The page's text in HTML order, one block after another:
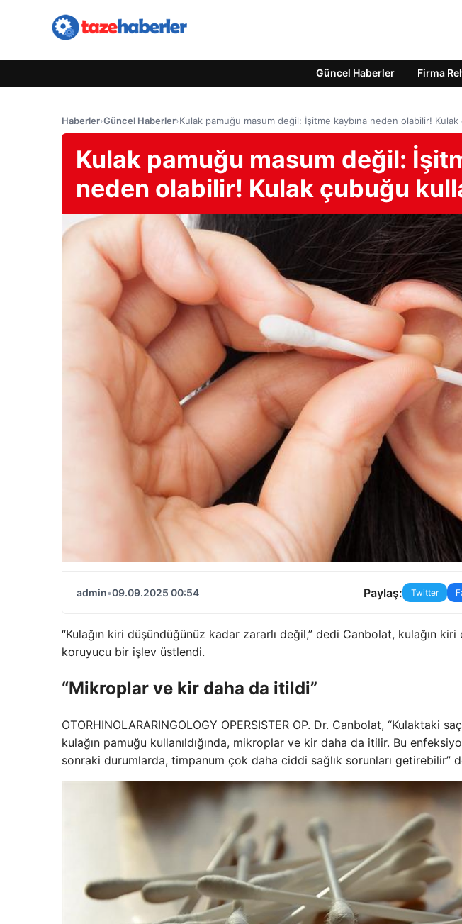
Güncel Haberler Firma
Haberler›Güncel Haberler›Kulak pamuğu masum değil: İşitme kaybına neden olabilir!
Kulak pamuğu masum değil:
neden olabilir! Kulak çubuğu
admin•09.09.2025 00:54 Paylaş: Twitter
“Kulağın kiri düşündüğünüz kadar zararlı değil,” dedi Canbolat, kulağın
koruyucu bir işlev üstlendi.
“Mikroplar ve kir daha da itildi”
OTORHINOLARARINGOLOGY OPERSISTER OP. Dr. Canbolat, “Kulaktaki
kulağın pamuğu kullanıldığında, mikroplar ve kir daha da itilir. Bu
sonraki durumlarda, timpanum çok daha ciddi sağlık sorunları getirebilir”